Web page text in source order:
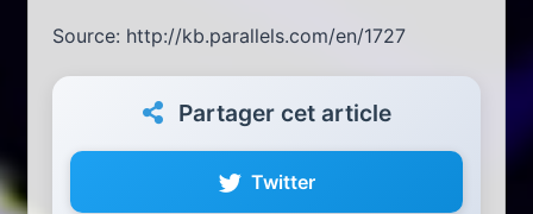
Source: http://kb.parallels.com/en/1727
Partager cet article
Twitter